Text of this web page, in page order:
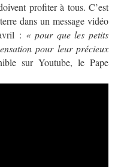
profiter à tous. C’est
dans un message vidéo
: « pour que les petits
pour leur précieux
sur Youtube, le Pape